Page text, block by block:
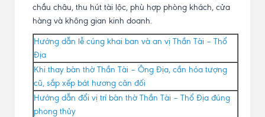
chầu châu, thu hút tài lộc, phù hợp phòng khách, cửa
hàng và không gian kinh doanh.
Hướng dẫn lễ cúng khai ban và an vị Thần Tài – Thổ
Địa
Khi thay bàn thờ Thần Tài – Ông Địa, cần hóa tượng
cũ, sắp xếp bát hương cân đối
Hướng dẫn đổi vị trí bàn thờ Thần Tài – Thổ Địa đúng
phong thủy